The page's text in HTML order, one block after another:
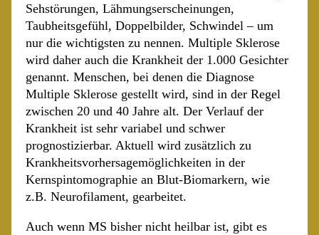
Sehstörungen, Lähmungserscheinungen,
Taubheitsgefühl, Doppelbilder, Schwindel – um
nur die wichtigsten zu nennen. Multiple Sklerose
wird daher auch die Krankheit der 1.000 Gesichter
genannt. Menschen, bei denen die Diagnose
Multiple Sklerose gestellt wird, sind in der Regel
zwischen 20 und 40 Jahre alt. Der Verlauf der
Krankheit ist sehr variabel und schwer
prognostizierbar. Aktuell wird zusätzlich zu
Krankheitsvorhersagemöglichkeiten in der
Kernspintomographie an Blut-Biomarkern, wie
z.B. Neurofilament, gearbeitet.
Auch wenn MS bisher nicht heilbar ist, gibt es